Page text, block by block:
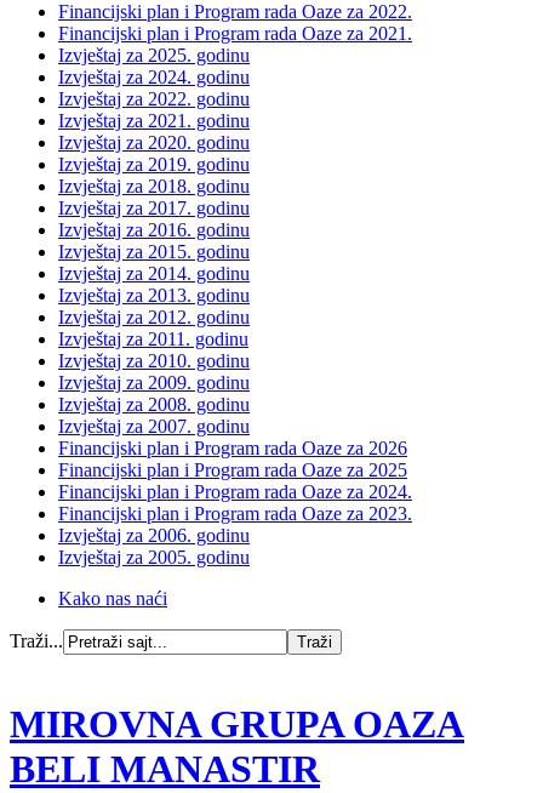
Financijski plan i Program rada Oaze za 2022.
Financijski plan i Program rada Oaze za 2021.
Izvještaj za 2025. godinu
Izvještaj za 2024. godinu
Izvještaj za 2022. godinu
Izvještaj za 2021. godinu
Izvještaj za 2020. godinu
Izvještaj za 2019. godinu
Izvještaj za 2018. godinu
Izvještaj za 2017. godinu
Izvještaj za 2016. godinu
Izvještaj za 2015. godinu
Izvještaj za 2014. godinu
Izvještaj za 2013. godinu
Izvještaj za 2012. godinu
Izvještaj za 2011. godinu
Izvještaj za 2010. godinu
Izvještaj za 2009. godinu
Izvještaj za 2008. godinu
Izvještaj za 2007. godinu
Financijski plan i Program rada Oaze za 2026
Financijski plan i Program rada Oaze za 2025
Financijski plan i Program rada Oaze za 2024.
Financijski plan i Program rada Oaze za 2023.
Izvještaj za 2006. godinu
Izvještaj za 2005. godinu
Kako nas naći
Traži...
MIROVNA GRUPA OAZA
BELI MANASTIR